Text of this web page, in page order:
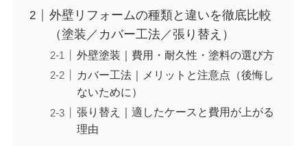
外壁リフォームの種類と違いを徹底比較
（塗装／カバー工法／張り替え）
外壁塗装｜費用・耐久性・塗料の選び方
カバー工法｜メリットと注意点（後悔し
ないために）
張り替え｜適したケースと費用が上がる
理由